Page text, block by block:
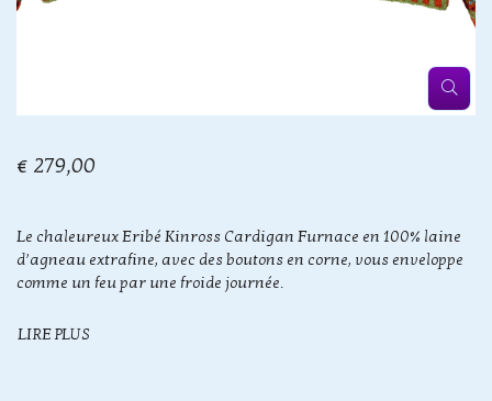
€ 279,00
Le chaleureux Eribé Kinross Cardigan Furnace en 100% laine
d’agneau extrafine, avec des boutons en corne, vous enveloppe
comme un feu par une froide journée.
LIRE PLUS